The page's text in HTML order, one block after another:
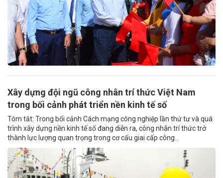
Xây dựng đội ngũ công nhân trí thức Việt Nam
trong bối cảnh phát triển nền kinh tế số
Tóm tắt: Trong bối cảnh Cách mạng công nghiệp lần thứ tư và quá
trình xây dựng nền kinh tế số đang diễn ra, công nhân trí thức trở
thành lực lượng quan trọng trong cơ cấu giai cấp công...